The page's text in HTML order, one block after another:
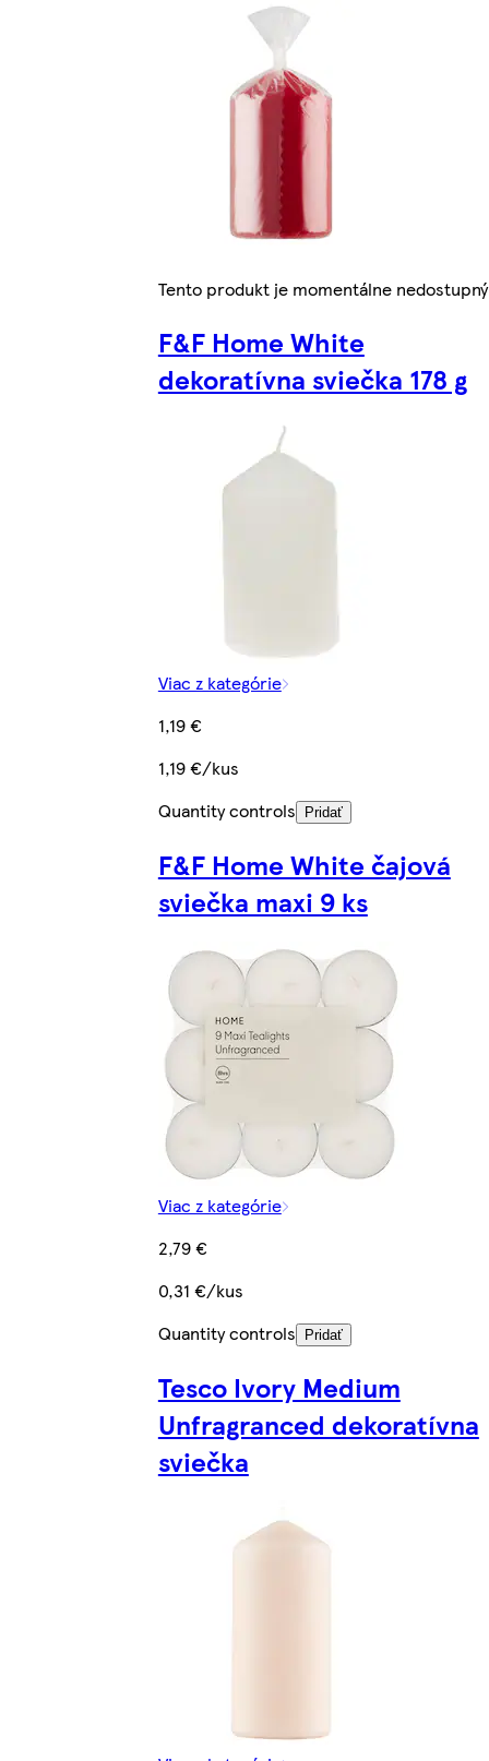
Tento produkt je momentálne nedostupný
F&F Home White
dekoratívna sviečka 178 g
Viac z kategórie
1,19 €
1,19 €/kus
Quantity controls
Pridať
F&F Home White čajová
sviečka maxi 9 ks
Viac z kategórie
2,79 €
0,31 €/kus
Quantity controls
Pridať
Tesco Ivory Medium
Unfragranced dekoratívna
sviečka